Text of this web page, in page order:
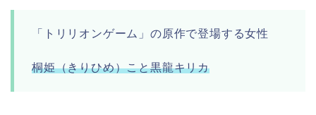
「トリリオンゲーム」の原作で登場する女性
桐姫（きりひめ）こと黒龍キリカ